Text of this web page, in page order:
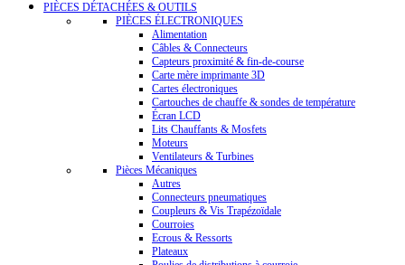
PIÈCES DÉTACHÉES & OUTILS
PIÈCES ÉLECTRONIQUES
Alimentation
Câbles & Connecteurs
Capteurs proximité & fin-de-course
Carte mère imprimante 3D
Cartes électroniques
Cartouches de chauffe & sondes de température
Écran LCD
Lits Chauffants & Mosfets
Moteurs
Ventilateurs & Turbines
Pièces Mécaniques
Autres
Connecteurs pneumatiques
Coupleurs & Vis Trapézoïdale
Courroies
Ecrous & Ressorts
Plateaux